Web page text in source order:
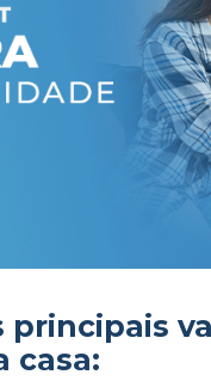
principais
casa: